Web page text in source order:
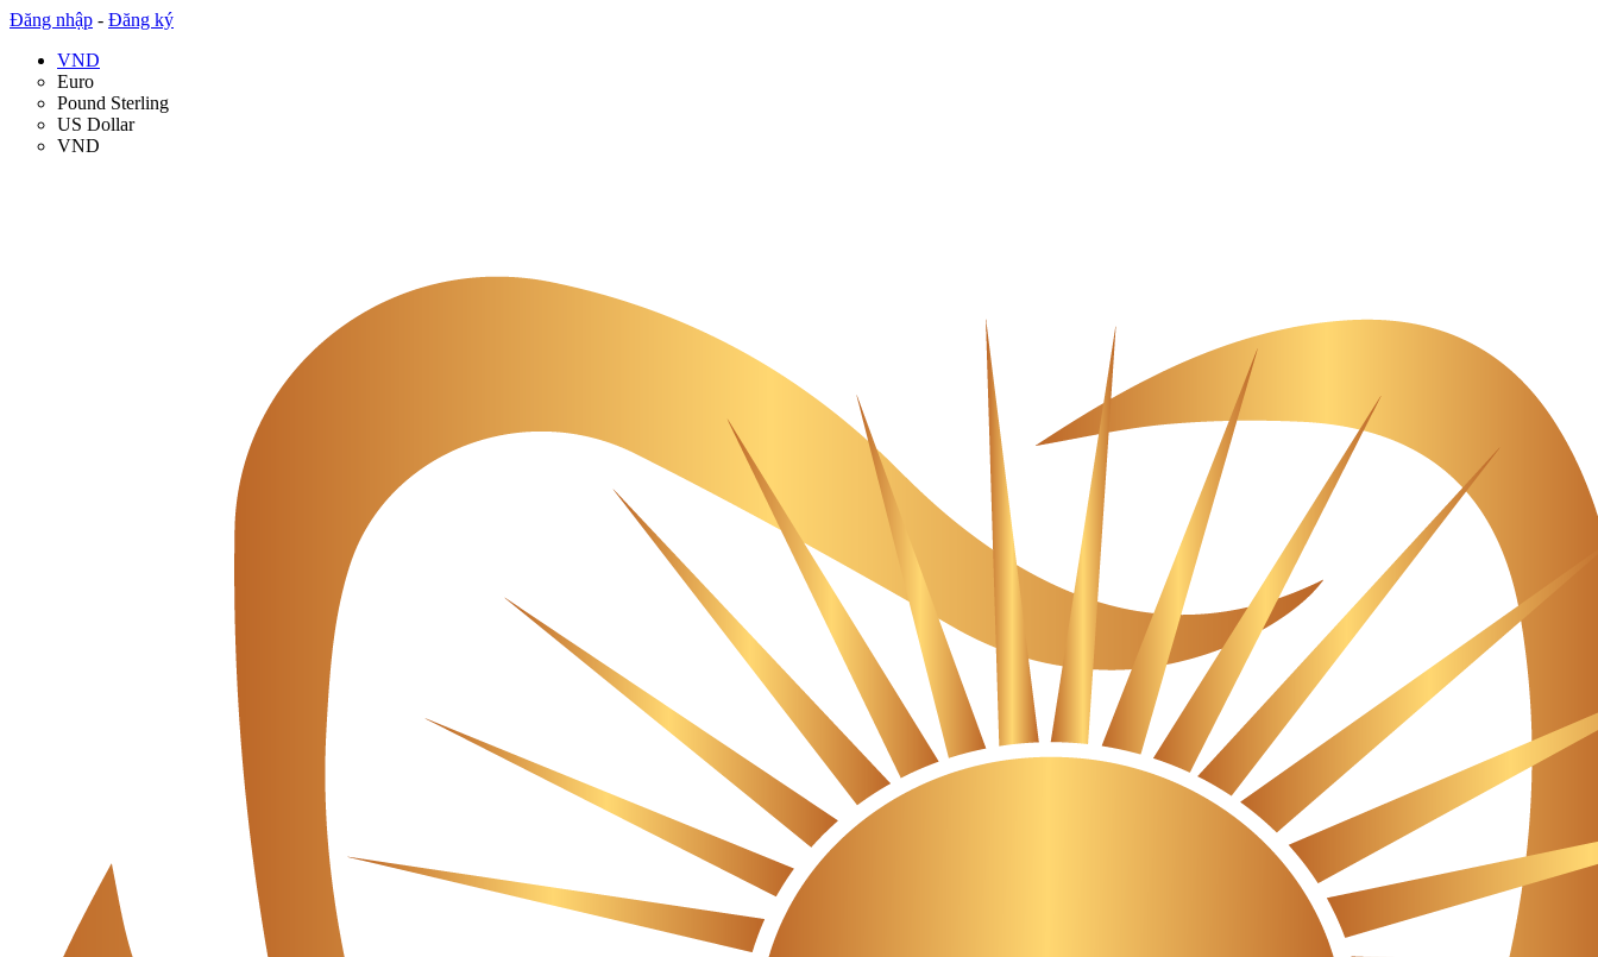
Đăng nhập - Đăng ký
VND
Euro
Pound Sterling
US Dollar
VND